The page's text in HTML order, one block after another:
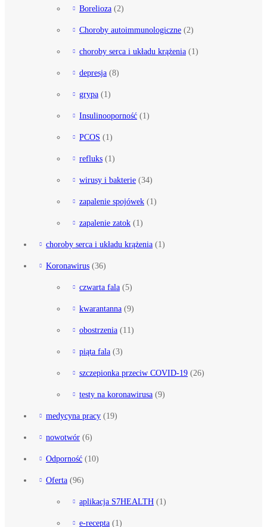
Borelioza (2)
Choroby autoimmunologiczne (2)
choroby serca i układu krążenia (1)
depresja (8)
grypa (1)
Insulinooporność (1)
PCOS (1)
refluks (1)
wirusy i bakterie (34)
zapalenie spojówek (1)
zapalenie zatok (1)
choroby serca i układu krążenia (1)
Koronawirus (36)
czwarta fala (5)
kwarantanna (9)
obostrzenia (11)
piąta fala (3)
szczepionka przeciw COVID-19 (26)
testy na koronawirusa (9)
medycyna pracy (19)
nowotwór (6)
Odporność (10)
Oferta (96)
aplikacja S7HEALTH (1)
e-recepta (1)